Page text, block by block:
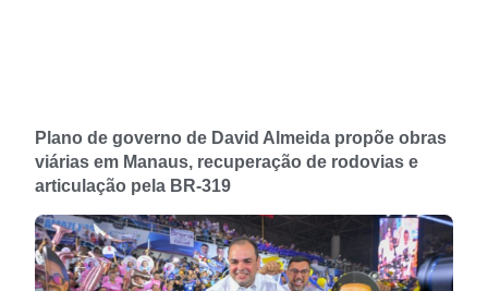
Plano de governo de David Almeida propõe obras
viárias em Manaus, recuperação de rodovias e
articulação pela BR-319